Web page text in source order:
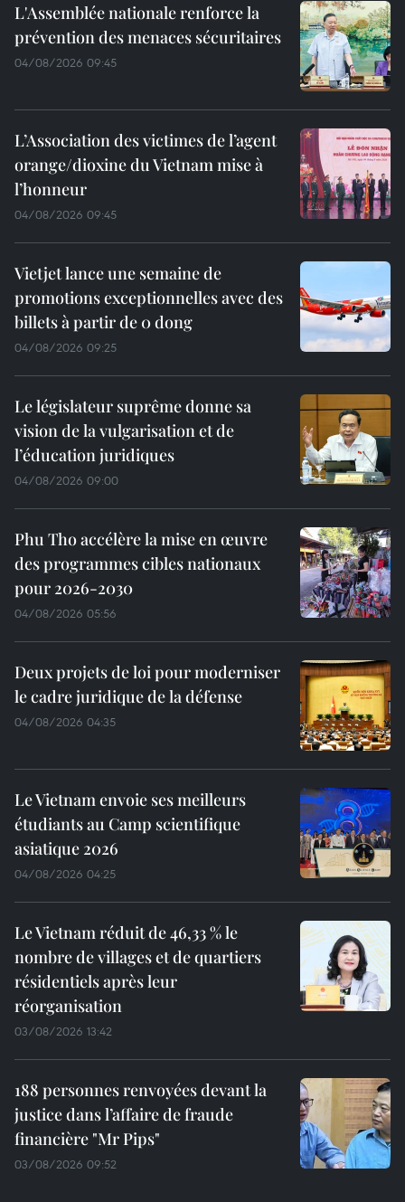
L'Assemblée nationale renforce la
prévention des menaces sécuritaires
04/08/2026 09:45
L’Association des victimes de l’agent
orange/dioxine du Vietnam mise à
l’honneur
04/08/2026 09:45
Vietjet lance une semaine de
promotions exceptionnelles avec des
billets à partir de 0 dong
04/08/2026 09:25
Le législateur suprême donne sa
vision de la vulgarisation et de
l’éducation juridiques
04/08/2026 09:00
Phu Tho accélère la mise en œuvre
des programmes cibles nationaux
pour 2026-2030
04/08/2026 05:56
Deux projets de loi pour moderniser
le cadre juridique de la défense
04/08/2026 04:35
Le Vietnam envoie ses meilleurs
étudiants au Camp scientifique
asiatique 2026
04/08/2026 04:25
Le Vietnam réduit de 46,33 % le
nombre de villages et de quartiers
résidentiels après leur
réorganisation
03/08/2026 13:42
188 personnes renvoyées devant la
justice dans l’affaire de fraude
financière "Mr Pips"
03/08/2026 09:52